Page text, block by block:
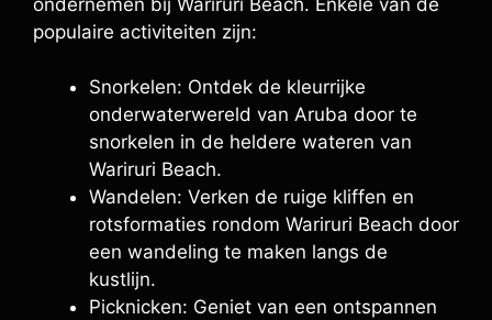
populaire activiteiten zijn:
Snorkelen: Ontdek de kleurrijke
onderwaterwereld van Aruba door te
snorkelen in de heldere wateren van
Wariruri Beach.
Wandelen: Verken de ruige kliffen en
rotsformaties rondom Wariruri Beach door
een wandeling te maken langs de
kustlijn.
Picknicken: Geniet van een ontspannen